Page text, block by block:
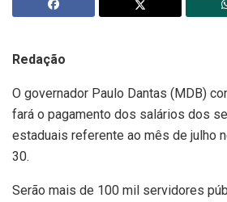
Redação
O governador Paulo Dantas (MDB)
fará o pagamento dos salários dos
estaduais referente ao mês de julho
30.
Serão mais de 100 mil servidores